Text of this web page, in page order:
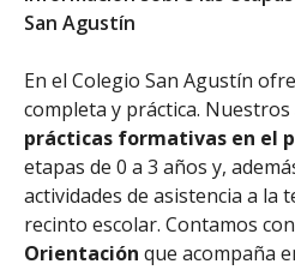
Ed. Infantil 2° ciclo (3-6
Educación Infantil (Segundo
Educación Primaria
Educación Primaria - Diurno
Educación Secundaria
Educación Secundaria
Concertado
Bachillerato
San Agustín
En el Colegio San Agustín
completa y práctica.
prácticas formativas en el
etapas de 0 a 3 años y,
actividades de asistencia a la
recinto escolar. Contamos
Orientación que acompaña